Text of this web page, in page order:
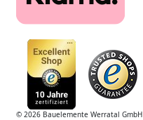
© 2026 Bauelemente Werratal GmbH